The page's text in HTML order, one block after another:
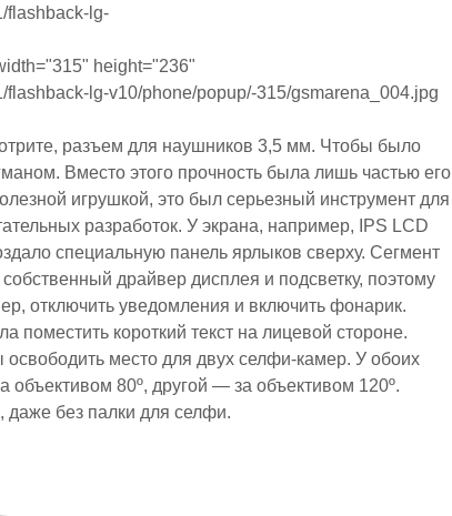
flashback-lg-
разъем для наушников 3,5 мм. Чтобы было
Вместо этого прочность была лишь частью его
игрушкой, это был серьезный инструмент для
разработок. У экрана, например, IPS LCD
специальную панель ярлыков сверху. Сегмент
драйвер дисплея и подсветку, поэтому
отключить уведомления и включить фонарик.
поместить короткий текст на лицевой стороне.
место для двух селфи-камер. У обоих
80º, другой — за объективом 120º.
без палки для селфи.